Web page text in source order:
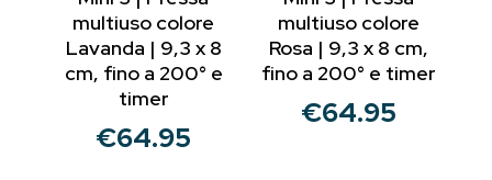
multiuso colore
Lavanda | 9,3 x 8
cm, fino a 200° e
timer
€64.95
multiuso colore
Rosa | 9,3 x 8 cm,
fino a 200° e timer
€64.95